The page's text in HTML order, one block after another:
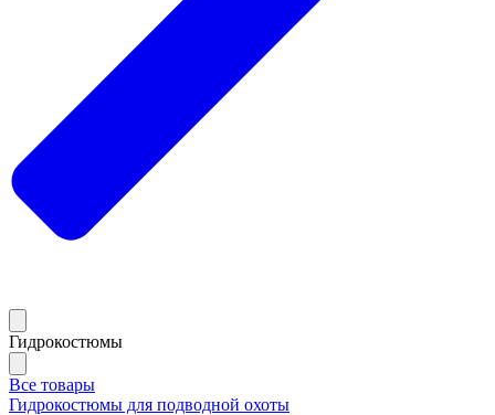
Гидрокостюмы
Все товары
Гидрокостюмы для подводной охоты